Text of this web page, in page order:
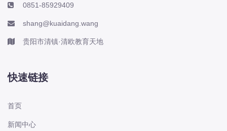
0851-85929409
shang@kuaidang.wang
贵阳市清镇·清欧教育天地
快速链接
首页
新闻中心